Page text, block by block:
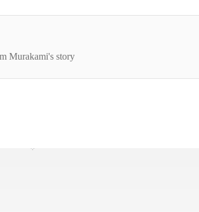
どもたちに、選択の自由を。
Murakami's story